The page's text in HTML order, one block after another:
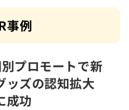
事例
プロモートで新
ッズの認知拡大
成功